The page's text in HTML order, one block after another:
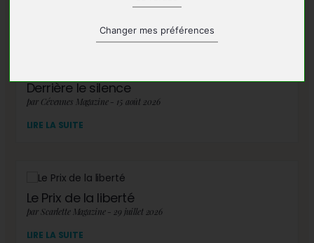
Changer mes préférences
Derrière le silence
par Cévennes Magazine - 15 août 2026
LIRE LA SUITE
Le Prix de la liberté
par Scarlette Magazine - 29 juillet 2026
LIRE LA SUITE